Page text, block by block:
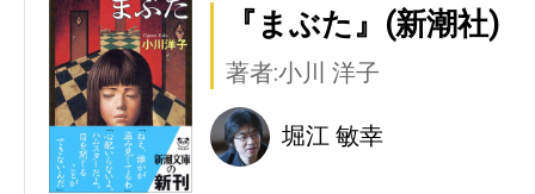
『まぶた』(新潮社)
著者:小川 洋子
堀江 敏幸